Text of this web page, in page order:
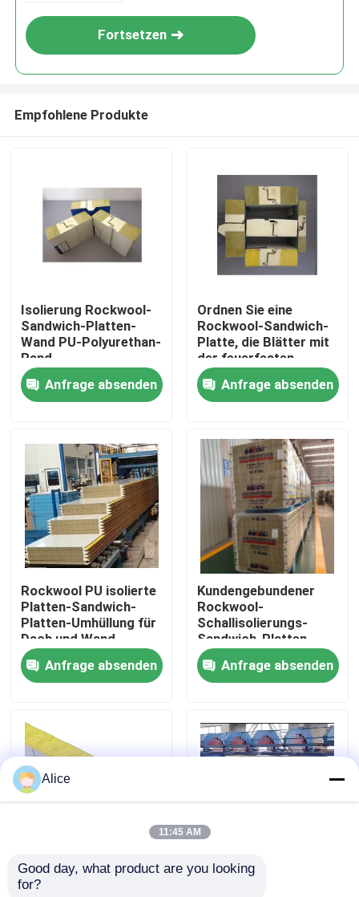
Produkte
Über uns
Fabrik-Ausflug
Qualitätskontrolle
Treten Sie mit uns in Verbindung
Fordern Sie ein Zitat
Stahlkonstruktionsgebäude
Stahlkonstruktionslager
Stahlkonstruktionswerkstatt
Fortsetzen
Empfohlene Produkte
Isolierung Rockwool-
Sandwich-Platten-
Wand PU-Polyurethan-
Rand
Anfrage absenden
Ordnen Sie eine
Rockwool-Sandwich-
Platte, die Blätter mit
der feuerfesten
Polyurethan-Dichtung
überdacht
Anfrage absenden
Rockwool PU isolierte
Platten-Sandwich-
Platten-Umhüllung für
Dach und Wand
Anfrage absenden
Kundengebundener
Rockwool-
Schallisolierungs-
Sandwich-Platten-
Wand-Stahl
schalldicht
Anfrage absenden
75mm 80mm 200mm
Sandwich-Platte
PU-fabrizierte
Alice
11:45 AM
Good day, what product are you looking
for?